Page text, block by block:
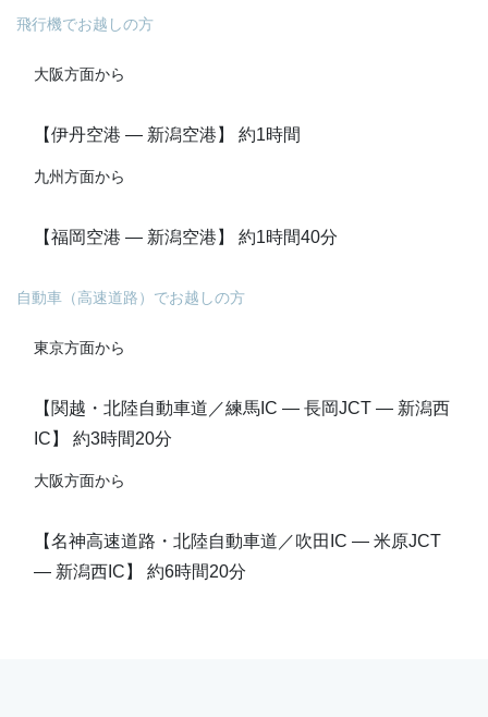
飛行機でお越しの方
大阪方面から
【伊丹空港 ― 新潟空港】 約1時間
九州方面から
【福岡空港 ― 新潟空港】 約1時間40分
自動車（高速道路）でお越しの方
東京方面から
【関越・北陸自動車道／練馬IC ― 長岡JCT ― 新潟西
IC】 約3時間20分
大阪方面から
【名神高速道路・北陸自動車道／吹田IC ― 米原JCT
― 新潟西IC】 約6時間20分